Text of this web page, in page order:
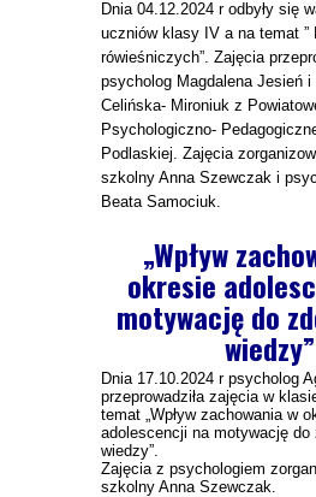
Dnia 04.12.2024 r odbyły się
uczniów klasy IV a na temat ”
rówieśniczych”. Zajęcia
psycholog Magdalena Jesień i
Celińska- Mironiuk z
Psychologiczno-
Podlaskiej. Zajęcia
szkolny Anna Szewczak i
Beata Samociuk.
„Wpływ
okresie
motywację do
wiedzy”
Dnia 17.10.2024 r psycholog
przeprowadziła zajęcia w
temat „Wpływ zachowania w
adolescencji na motywację do
wiedzy”.
Zajęcia z psychologiem
szkolny Anna Szewczak.